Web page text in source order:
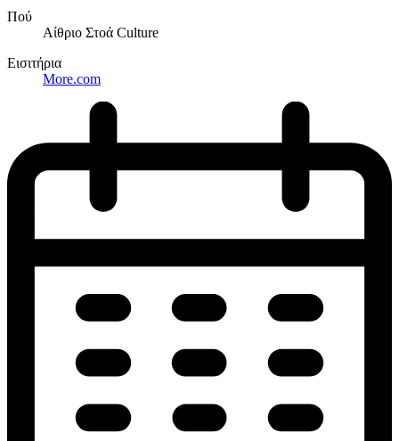
Πού
Αίθριο Στοά Culture
Εισιτήρια
More.com